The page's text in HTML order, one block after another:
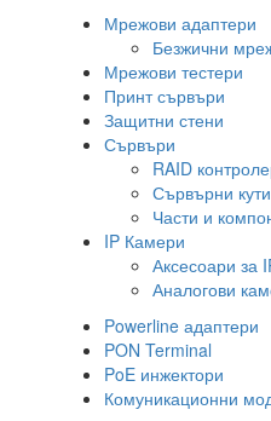
Мрежови адаптери
Безжични
Мрежови тестери
Принт сървъри
Защитни стени
Сървъри
RAID
Сървърни
Части и
IP Камери
Аксесоари за
Аналогови
Powerline адаптери
PON Terminal
PoE инжектори
Комуникационни